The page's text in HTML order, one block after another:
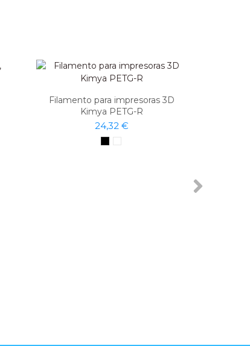
Filamento para impresoras 3D
Kimya PETG-R
24,32 €